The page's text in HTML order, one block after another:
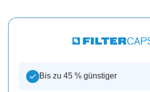
Bis zu 45 % günstiger